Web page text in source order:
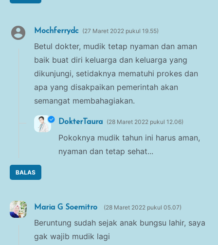
Mochferrydc 27 Maret 2022 pukul 19.55
Betul dokter, mudik tetap nyaman dan aman
baik buat diri keluarga dan keluarga yang
dikunjungi, setidaknya mematuhi prokes dan
apa yang disakpaikan pemerintah akan
semangat membahagiakan.
BALAS
DokterTaura 28 Maret 2022 pukul 12.06
Pokoknya mudik tahun ini harus aman,
nyaman dan tetap sehat...
Maria G Soemitro 28 Maret 2022 pukul 05.07
Beruntung sudah sejak anak bungsu lahir, saya
gak wajib mudik lagi